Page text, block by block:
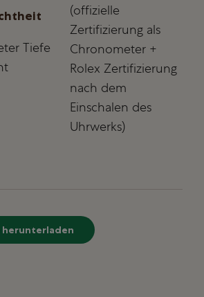
Tiefe
(offizielle
Zertifizierung als
Chronometer +
Rolex Zertifizierung
nach dem
Einschalen des
Uhrwerks)
herunterladen